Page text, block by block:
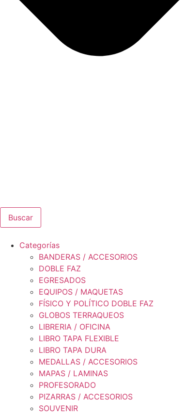
Buscar
Categorías
BANDERAS / ACCESORIOS
DOBLE FAZ
EGRESADOS
EQUIPOS / MAQUETAS
FÍSICO Y POLÍTICO DOBLE FAZ
GLOBOS TERRAQUEOS
LIBRERIA / OFICINA
LIBRO TAPA FLEXIBLE
LIBRO TAPA DURA
MEDALLAS / ACCESORIOS
MAPAS / LAMINAS
PROFESORADO
PIZARRAS / ACCESORIOS
SOUVENIR